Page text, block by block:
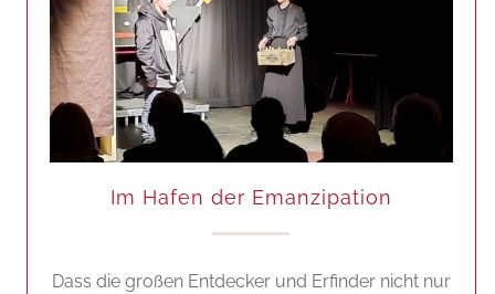
Im Hafen der Emanzipation
Dass die großen Entdecker und Erfinder nicht nur